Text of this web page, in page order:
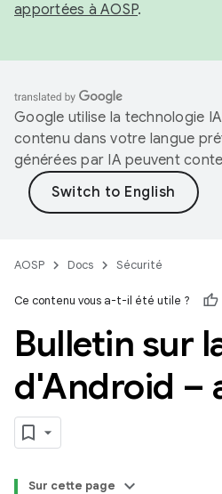
apportées à AOSP.
Google utilise la technologie
contenu dans votre langue
générées par IA peuvent
AOSP Docs Sécurité
Ce contenu vous a-t-il été utile ?
Bulletin sur
d'Android –
Sur cette page